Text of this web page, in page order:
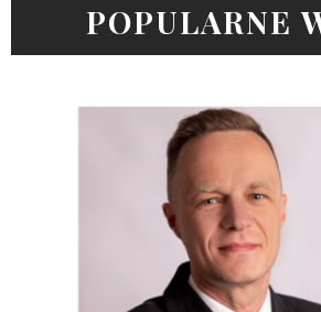
POPULARNE